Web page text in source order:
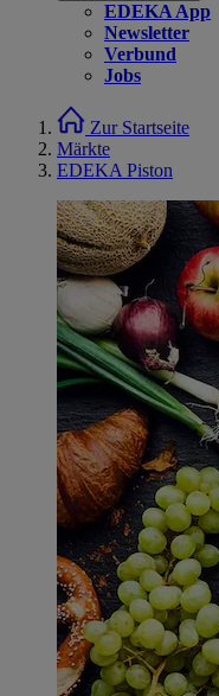
EDEKA App
Newsletter
Verbund
Jobs
Zur Startseite
Märkte
EDEKA Piston